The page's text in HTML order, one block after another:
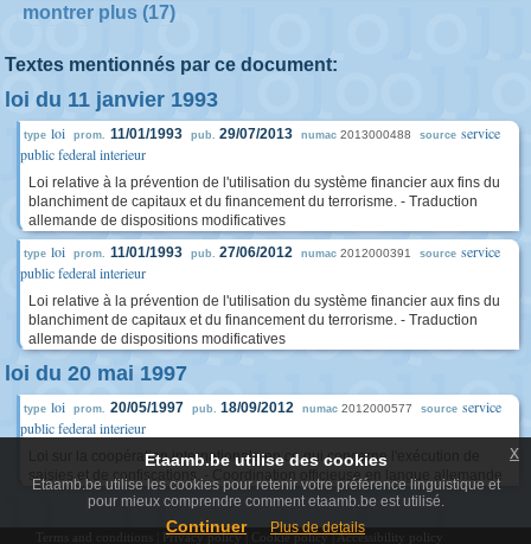
montrer plus (17)
Textes mentionnés par ce document:
loi du 11 janvier 1993
type loi prom. 11/01/1993 pub. 29/07/2013 numac 2013000488 source service
public federal interieur
Loi relative à la prévention de l'utilisation du système financier aux fins du
blanchiment de capitaux et du financement du terrorisme. - Traduction
allemande de dispositions modificatives
type loi prom. 11/01/1993 pub. 27/06/2012 numac 2012000391 source service
public federal interieur
Loi relative à la prévention de l'utilisation du système financier aux fins du
blanchiment de capitaux et du financement du terrorisme. - Traduction
allemande de dispositions modificatives
loi du 20 mai 1997
type loi prom. 20/05/1997 pub. 18/09/2012 numac 2012000577 source service
public federal interieur
Loi sur la coopération internationale en ce qui concerne l'exécution de
saisies et de confiscations. - Coordination officieuse en langue allemande
Privacy policy| Cookie policy|Accessibility policy
Etaamb.be utilise des cookies
Etaamb.be utilise les cookies pour retenir votre préférence linguistique et
pour mieux comprendre comment etaamb.be est utilisé.
Continuer Plus de details
x